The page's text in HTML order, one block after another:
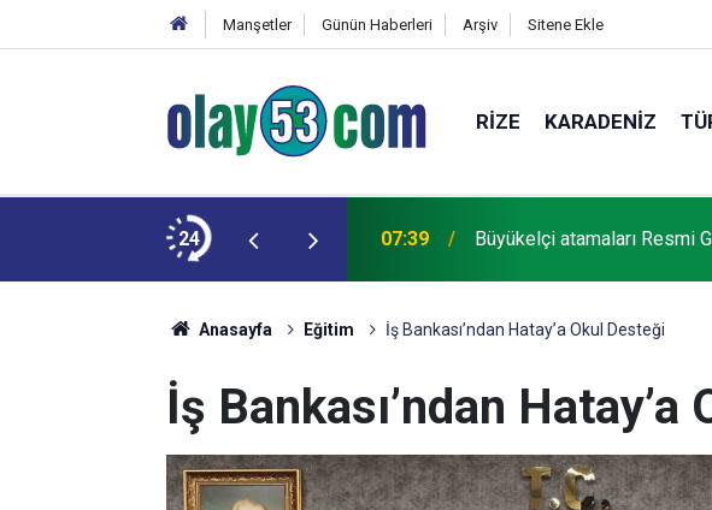
Manşetler Günün Haberleri Arşiv Sitene Ekle
RIZE KARADENIZ
24
250 kadro ihdas edildi 07:39 Büyükelçi atamaları Resmi
Anasayfa Eğitim İş Bankası’ndan Hatay’a Okul Desteği
İş Bankası’ndan Hatay’a